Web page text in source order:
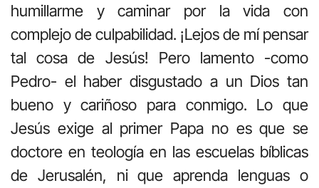
humillarme y caminar por la vida con
complejo de culpabilidad. ¡Lejos de mí pensar
tal cosa de Jesús! Pero lamento -como
Pedro- el haber disgustado a un Dios tan
bueno y cariñoso para conmigo. Lo que
Jesús exige al primer Papa no es que se
doctore en teología en las escuelas bíblicas
de Jerusalén, ni que aprenda lenguas o